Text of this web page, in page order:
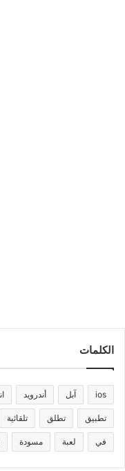
الكلمات
ios آبل أندرويد
تطبيق تطلق تلقائية
في لعبة مسودة